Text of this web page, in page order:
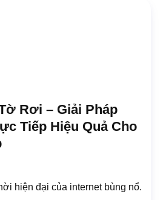
Rơi – Giải Pháp
Tiếp Hiệu Quả Cho
hiện đại của internet bùng nổ.